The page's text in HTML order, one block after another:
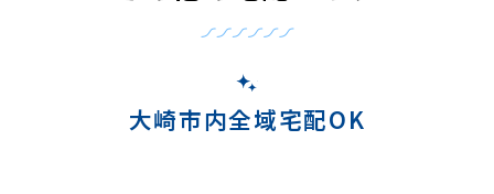
大崎市内全域宅配OK